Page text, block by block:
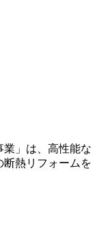
業」は、高性能な
断熱リフォームを